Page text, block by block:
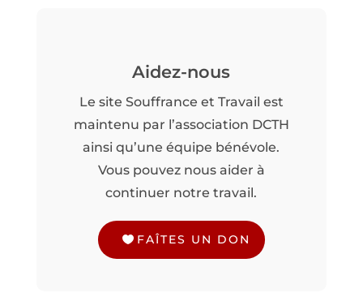
Aidez-nous
Le site Souffrance et Travail est
maintenu par l’association DCTH
ainsi qu’une équipe bénévole.
Vous pouvez nous aider à
continuer notre travail.
FAÎTES UN DON